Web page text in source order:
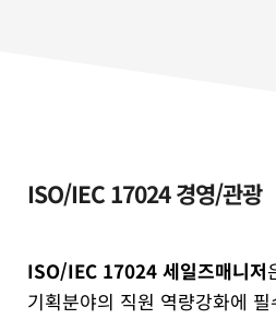
ISO/IEC 17024 경영/관광
ISO/IEC 17024 세일즈매니저
기획분야의 직원 역량강화에